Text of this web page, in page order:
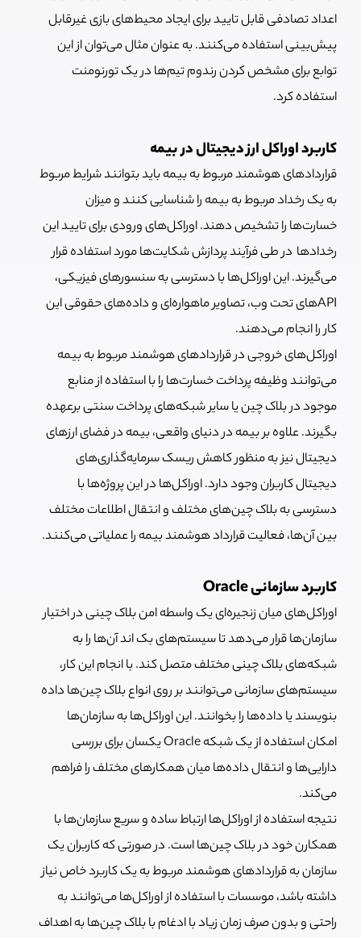
اعداد تصادفی قابل تایید برای ایجاد محیط‌های بازی غیرقابل
پیش‌بینی استفاده می‌کنند. به عنوان مثال می‌توان از این
توابع برای مشخص کردن رندوم تیم‌ها در یک تورنومنت
استفاده کرد.
کاربرد اوراکل ارز دیجیتال در بیمه
قراردادهای هوشمند مربوط به بیمه‌ باید بتوانند شرایط مربوط
به یک رخداد مربوط به بیمه را شناسایی کنند و میزان
خسارت‌ها را تشخیص دهند. اوراکل‌های ورودی برای تایید این
رخدادها در طی فرآیند پردازش شکایت‌ها مورد استفاده قرار
می‌گیرند. این اوراکل‌ها با دسترسی به سنسورهای فیزیکی،
APIهای تحت وب، تصاویر ماهواره‌ای و داده‌های حقوقی این
کار را انجام می‌دهند.
اوراکل‌های خروجی در قراردادهای هوشمند مربوط به بیمه
می‌توانند وظیفه پرداخت خسارت‌ها را با استفاده از منابع
موجود در بلاک چین یا سایر شبکه‌های پرداخت سنتی برعهده
بگیرند. علاوه بر بیمه در دنیای واقعی، بیمه در فضای ارزهای
دیجیتال نیز به منظور کاهش ریسک سرمایه‌گذاری‌های
دیجیتال کاربران وجود دارد. اوراکل‌ها در این پروژه‌ها با
دسترسی به بلاک چین‌های مختلف و انتقال اطلاعات مختلف
بین آن‌ها، فعالیت قرارداد هوشمند بیمه را عملیاتی می‌کنند.
کاربرد سازمانی Oracle
اوراکل‌های میان زنجیره‌ای یک واسطه امن بلاک چینی در اختیار
سازمان‌ها قرار می‌دهد تا سیستم‌های بک اند آن‌ها را به
شبکه‌های بلاک چینی مختلف متصل کند. با انجام این کار،
سیستم‌های سازمانی می‌توانند بر روی انواع بلاک چین‌ها داده
بنویسند یا داده‌ها را بخوانند. این اوراکل‌ها به سازمان‌ها
امکان استفاده از یک شبکه Oracle یکسان برای بررسی
دارایی‌ها و انتقال داده‌ها میان همکارهای مختلف را فراهم
می‌کند.
نتیجه استفاده از اوراکل‌ها ارتباط ساده و سریع سازمان‌ها با
همکارن خود در بلاک چین‌ها است. در صورتی که کاربران یک
سازمان به قراردادهای هوشمند مربوط به یک کاربرد خاص نیاز
داشته باشد، موسسات با استفاده از اوراکل‌ها می‌توانند به
راحتی و بدون صرف زمان زیاد با ادغام با بلاک چین‌ها به اهداف